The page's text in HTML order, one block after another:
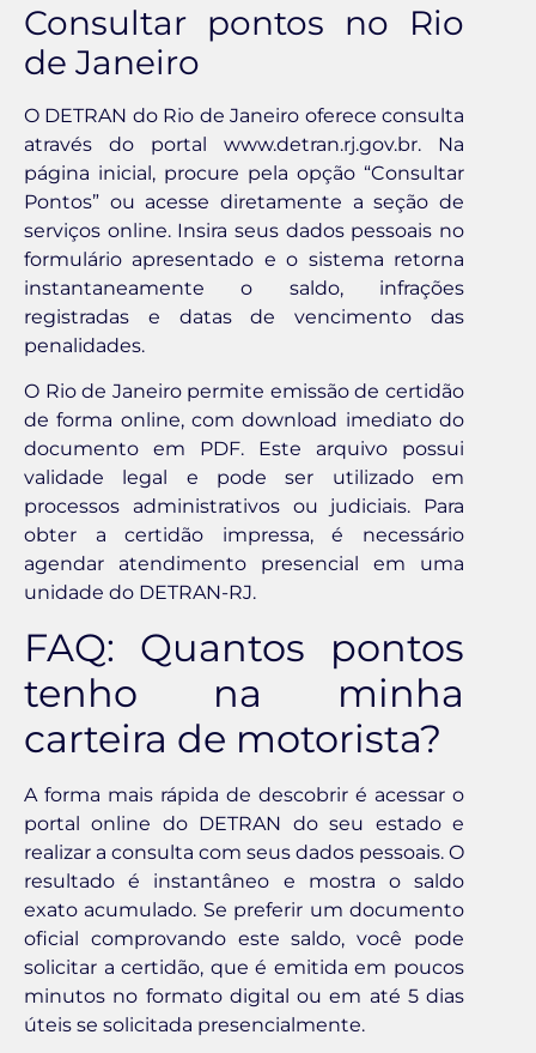
Consultar pontos no Rio
de Janeiro
O DETRAN do Rio de Janeiro oferece consulta
através do portal www.detran.rj.gov.br. Na
página inicial, procure pela opção “Consultar
Pontos” ou acesse diretamente a seção de
serviços online. Insira seus dados pessoais no
formulário apresentado e o sistema retorna
instantaneamente o saldo, infrações
registradas e datas de vencimento das
penalidades.
O Rio de Janeiro permite emissão de certidão
de forma online, com download imediato do
documento em PDF. Este arquivo possui
validade legal e pode ser utilizado em
processos administrativos ou judiciais. Para
obter a certidão impressa, é necessário
agendar atendimento presencial em uma
unidade do DETRAN-RJ.
FAQ: Quantos pontos
tenho na minha
carteira de motorista?
A forma mais rápida de descobrir é acessar o
portal online do DETRAN do seu estado e
realizar a consulta com seus dados pessoais. O
resultado é instantâneo e mostra o saldo
exato acumulado. Se preferir um documento
oficial comprovando este saldo, você pode
solicitar a certidão, que é emitida em poucos
minutos no formato digital ou em até 5 dias
úteis se solicitada presencialmente.